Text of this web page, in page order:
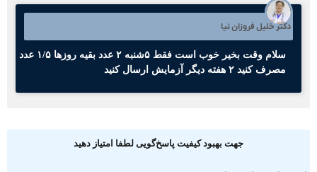
دکتر خلیل فروزان نیا
سلام وقت بخیر خوب است فقط ۵شنبه ۲ عدد بقیه روزها ۱/۵ عدد
مصرف کنید ۲ هفته دیگر آزمایش ارسال کنید
جهت بهبود کیفیت پاسخ‌گویی لطفا امتیاز دهید